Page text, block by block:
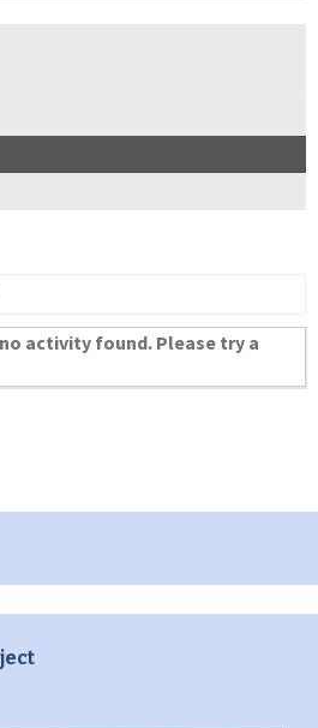
activity found. Please try a